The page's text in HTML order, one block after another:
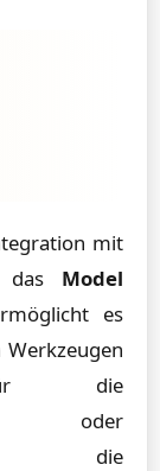
mit
das Model
es
die
oder
für die